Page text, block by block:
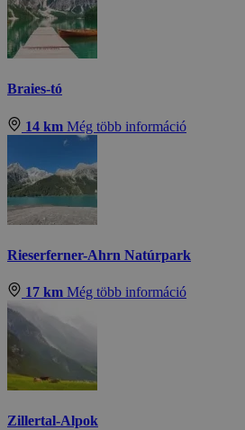
Braies-tó
14 km Még több információ
Rieserferner-Ahrn Natúrpark
17 km Még több információ
Zillertal-Alpok